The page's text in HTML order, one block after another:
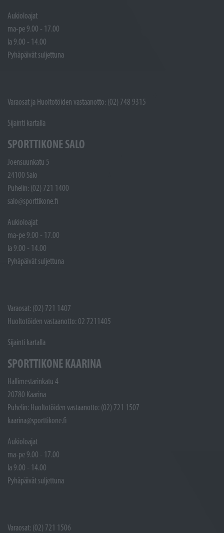
Aukioloajat
ma-pe 9.00 - 17.00
la 9.00 - 14.00
Pyhäpäivät suljettuna
Varaosat ja Huoltotöiden vastaanotto: (02) 748 9315
Sijainti kartalla
SPORTTIKONE SALO
Joensuunkatu 5
24100 Salo
Puhelin: (02) 721 1400
salo@sporttikone.fi
Aukioloajat
ma-pe 9.00 - 17.00
la 9.00 - 14.00
Pyhäpäivät suljettuna
Varaosat: (02) 721 1407
Huoltotöiden vastaanotto: 02 7211405
Sijainti kartalla
SPORTTIKONE KAARINA
Hallimestarinkatu 4
20780 Kaarina
Puhelin: Huoltotöiden vastaanotto: (02) 721 1507
kaarina@sporttikone.fi
Aukioloajat
ma-pe 9.00 - 17.00
la 9.00 - 14.00
Pyhäpäivät suljettuna
Varaosat: (02) 721 1506